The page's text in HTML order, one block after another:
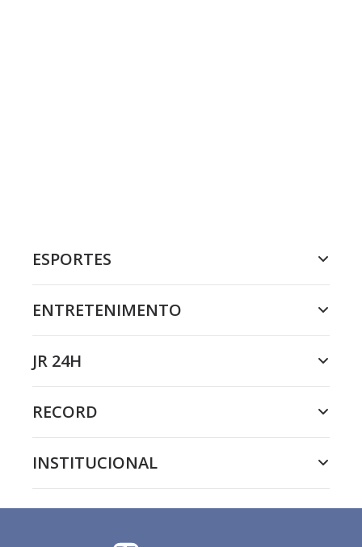
ESPORTES
ENTRETENIMENTO
JR 24H
RECORD
INSTITUCIONAL